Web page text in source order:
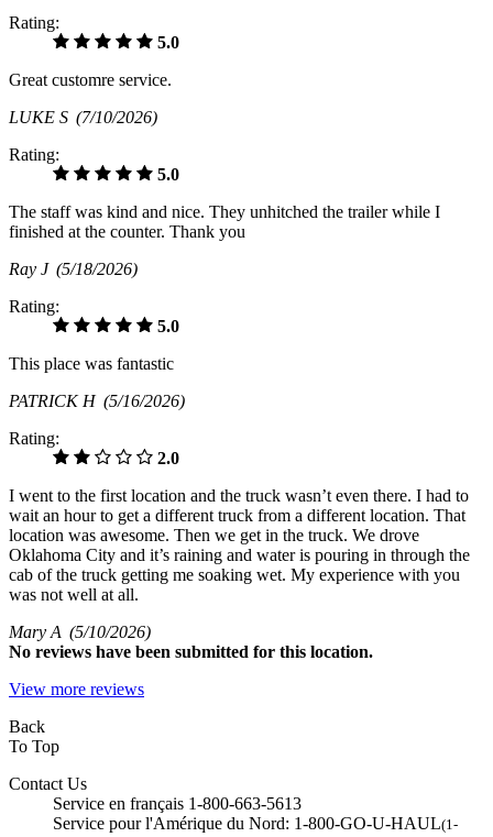
Rating:
5.0
Great customre service.
LUKE S (7/10/2026)
Rating:
5.0
The staff was kind and nice. They unhitched the trailer while I
finished at the counter. Thank you
Ray J (5/18/2026)
Rating:
5.0
This place was fantastic
PATRICK H (5/16/2026)
Rating:
2.0
I went to the first location and the truck wasn’t even there. I had to
wait an hour to get a different truck from a different location. That
location was awesome. Then we get in the truck. We drove
Oklahoma City and it’s raining and water is pouring in through the
cab of the truck getting me soaking wet. My experience with you
was not well at all.
Mary A (5/10/2026)
No reviews have been submitted for this location.
View more reviews
Back
To Top
Contact Us
Service en français 1-800-663-5613
Service pour l'Amérique du Nord: 1-800-GO-U-HAUL(1-